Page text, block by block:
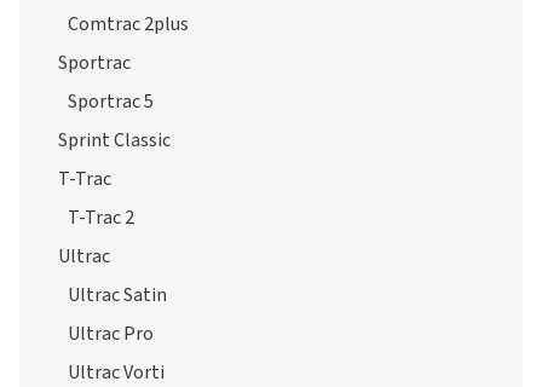
Comtrac 2plus
Sportrac
Sportrac 5
Sprint Classic
T-Trac
T-Trac 2
Ultrac
Ultrac Satin
Ultrac Pro
Ultrac Vorti